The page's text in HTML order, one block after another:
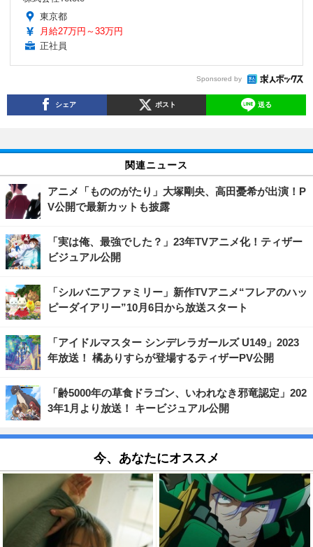
東京都
月給27万円～33万円
正社員
Sponsored by
シェア ポスト 送る
関連ニュース
アニメ「もののがたり」大塚剛央、高田憂希が出演！P
V公開で最新カットも披露
「実は俺、最強でした？」23年TVアニメ化！ティザー
ビジュアル公開
「シルバニアファミリー」新作TVアニメ“フレアのハッ
ピーダイアリー”10月6日から放送スタート
「アイドルマスター シンデレラガールズ U149」2023
年放送！ 橘ありすらが登場するティザーPV公開
「齢5000年の草食ドラゴン、いわれなき邪竜認定」202
3年1月より放送！ キービジュアル公開
今、あなたにオススメ